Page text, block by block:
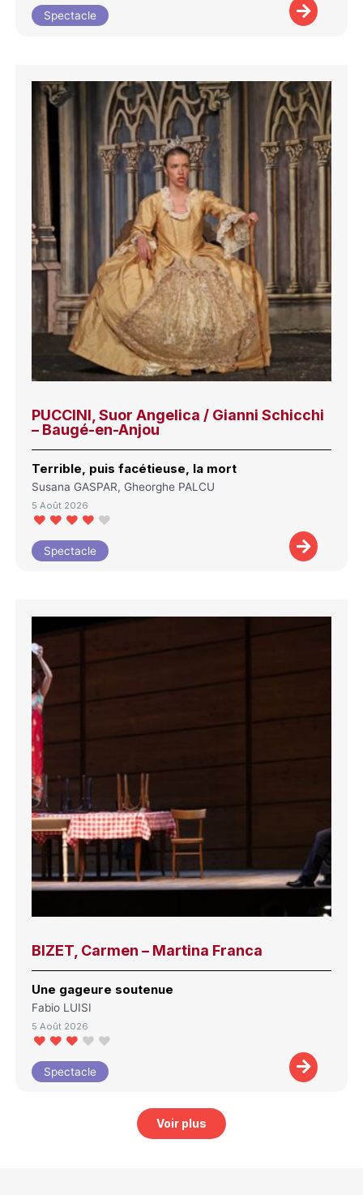
Spectacle
PUCCINI, Suor Angelica / Gianni Schicchi
– Baugé-en-Anjou
Terrible, puis facétieuse, la mort
Susana GASPAR, Gheorghe PALCU
5 Août 2026
Spectacle
BIZET, Carmen – Martina Franca
Une gageure soutenue
Fabio LUISI
5 Août 2026
Spectacle
Voir plus